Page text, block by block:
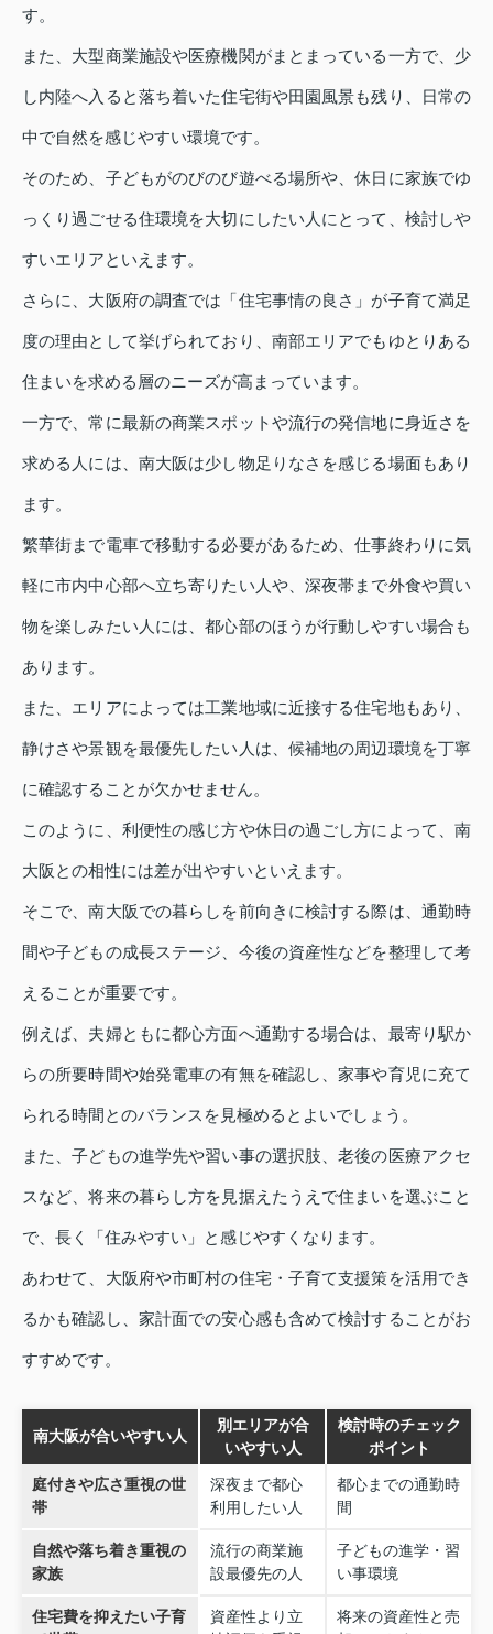
す。
また、大型商業施設や医療機関がまとまっている一方で、少
し内陸へ入ると落ち着いた住宅街や田園風景も残り、日常の
中で自然を感じやすい環境です。
そのため、子どもがのびのび遊べる場所や、休日に家族でゆ
っくり過ごせる住環境を大切にしたい人にとって、検討しや
すいエリアといえます。
さらに、大阪府の調査では「住宅事情の良さ」が子育て満足
度の理由として挙げられており、南部エリアでもゆとりある
住まいを求める層のニーズが高まっています。
一方で、常に最新の商業スポットや流行の発信地に身近さを
求める人には、南大阪は少し物足りなさを感じる場面もあり
ます。
繁華街まで電車で移動する必要があるため、仕事終わりに気
軽に市内中心部へ立ち寄りたい人や、深夜帯まで外食や買い
物を楽しみたい人には、都心部のほうが行動しやすい場合も
あります。
また、エリアによっては工業地域に近接する住宅地もあり、
静けさや景観を最優先したい人は、候補地の周辺環境を丁寧
に確認することが欠かせません。
このように、利便性の感じ方や休日の過ごし方によって、南
大阪との相性には差が出やすいといえます。
そこで、南大阪での暮らしを前向きに検討する際は、通勤時
間や子どもの成長ステージ、今後の資産性などを整理して考
えることが重要です。
例えば、夫婦ともに都心方面へ通勤する場合は、最寄り駅か
らの所要時間や始発電車の有無を確認し、家事や育児に充て
られる時間とのバランスを見極めるとよいでしょう。
また、子どもの進学先や習い事の選択肢、老後の医療アクセ
スなど、将来の暮らし方を見据えたうえで住まいを選ぶこと
で、長く「住みやすい」と感じやすくなります。
あわせて、大阪府や市町村の住宅・子育て支援策を活用でき
るかも確認し、家計面での安心感も含めて検討することがお
すすめです。
南大阪が合いやすい人
別エリアが合
いやすい人
検討時のチェック
ポイント
庭付きや広さ重視の世
帯
深夜まで都心
利用したい人
都心までの通勤時
間
自然や落ち着き重視の
家族
流行の商業施
設最優先の人
子どもの進学・習
い事環境
住宅費を抑えたい子育
資産性より立
将来の資産性と売